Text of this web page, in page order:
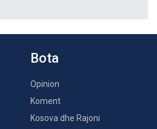
Bota
Opinion
Koment
Kosova dhe Rajoni